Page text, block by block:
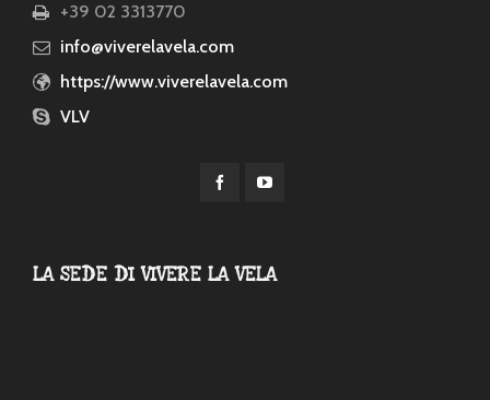
+39 02 3313770
info@viverelavela.com
https://www.viverelavela.com
VLV
LA SEDE DI VIVERE LA VELA